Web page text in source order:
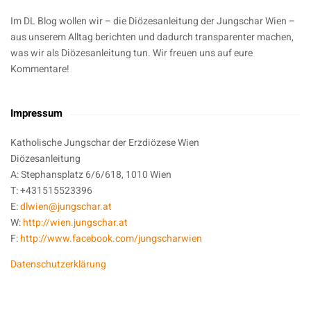
Im DL Blog wollen wir – die Diözesanleitung der Jungschar Wien –
aus unserem Alltag berichten und dadurch transparenter machen,
was wir als Diözesanleitung tun. Wir freuen uns auf eure
Kommentare!
Impressum
Katholische Jungschar der Erzdiözese Wien
Diözesanleitung
A: Stephansplatz 6/6/618, 1010 Wien
T: +431515523396
E:dlwien@jungschar.at
W:http://wien.jungschar.at
F:http://www.facebook.com/jungscharwien
Datenschutzerklärung